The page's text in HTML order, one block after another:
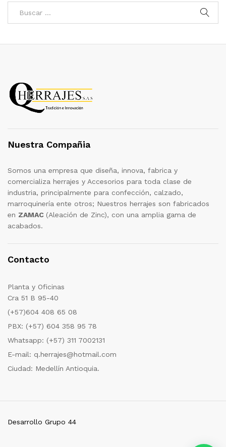
Nuestra Compañia
Somos una empresa que diseña, innova, fabrica y
comercializa herrajes y Accesorios para toda clase de
industria, principalmente para confección, calzado,
marroquinería ente otros; Nuestros herrajes son fabricados
en ZAMAC (Aleación de Zinc), con una amplia gama de
acabados.
Contacto
Planta y Oficinas
Cra 51 B 95-40
(+57)604 408 65 08
PBX: (+57) 604 358 95 78
Whatsapp: (+57) 311 7002131
E-mail: q.herrajes@hotmail.com
Ciudad: Medellín Antioquia.
Desarrollo Grupo 44